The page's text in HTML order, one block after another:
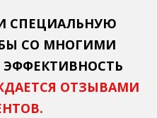
СПЕЦИАЛЬНУЮ
СО МНОГИМИ
ОТЗЫВАМИ